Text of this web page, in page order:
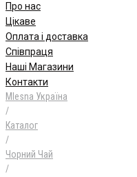
Про нас
Цікаве
Оплата і доставка
Співпраця
Наші Магазини
Контакти
Mlesna Україна
/
Каталог
/
Чорний Чай
/